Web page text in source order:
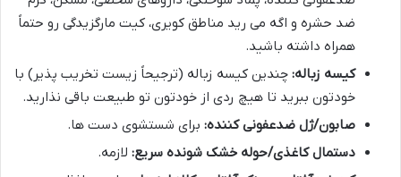
ضد حشره و اگه می رید مناطق کویری، کیت مارگزیدگی رو حتماً
همراه داشته باشید.
کیسه زباله: چندین کیسه زباله (ترجیحاً زیست تخریب پذیر) با
خودتون ببرید تا هیچ ردی از خودتون تو طبیعت باقی نذارید.
صابون/ژل ضدعفونی کننده: برای شستشوی دست ها.
دستمال کاغذی/حوله خشک شونده سریع: لازمه.